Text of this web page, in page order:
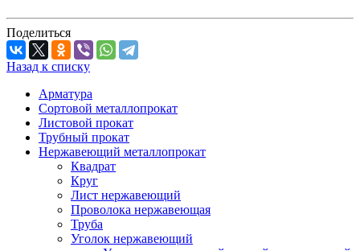
Поделиться
Назад к списку
Арматура
Сортовой металлопрокат
Листовой прокат
Трубный прокат
Нержавеющий металлопрокат
Квадрат
Круг
Лист нержавеющий
Проволока нержавеющая
Труба
Уголок нержавеющий